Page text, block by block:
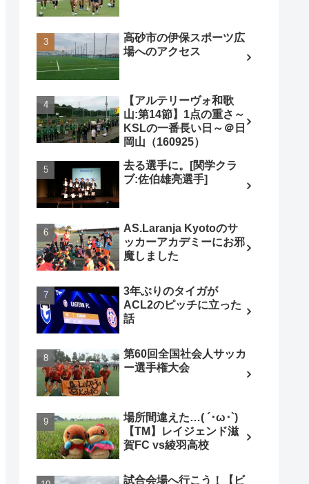
高砂市の伊保スポーツ広
場へのアクセス
【アルテリーヴォ和歌
山:第14節】1点の重さ～
KSLの一番長い日～＠日
岡山（160925）
去る選手に。[関学クラ
ブ:佐伯雄亮選手]
AS.Laranja Kyotoのサ
ッカーアカデミーにお邪
魔しました
3年ぶりのタイガが
ACL2のピッチに立った
話
第60回全国社会人サッカ
ー選手権大会
場所間違えた…( ´･ω･`)
【TM】レイジェンド滋
賀FC vs綾羽高校
試合会場へ行こう！【ビ